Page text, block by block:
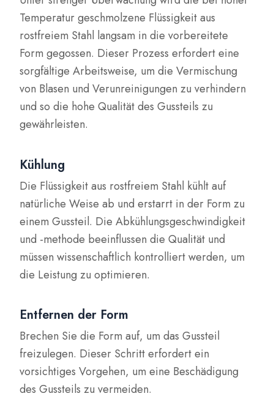
Temperatur geschmolzene Flüssigkeit aus
rostfreiem Stahl langsam in die vorbereitete
Form gegossen. Dieser Prozess erfordert eine
sorgfältige Arbeitsweise, um die Vermischung
von Blasen und Verunreinigungen zu verhindern
und so die hohe Qualität des Gussteils zu
gewährleisten.
Kühlung
Die Flüssigkeit aus rostfreiem Stahl kühlt auf
natürliche Weise ab und erstarrt in der Form zu
einem Gussteil. Die Abkühlungsgeschwindigkeit
und -methode beeinflussen die Qualität und
müssen wissenschaftlich kontrolliert werden, um
die Leistung zu optimieren.
Entfernen der Form
Brechen Sie die Form auf, um das Gussteil
freizulegen. Dieser Schritt erfordert ein
vorsichtiges Vorgehen, um eine Beschädigung
des Gussteils zu vermeiden.